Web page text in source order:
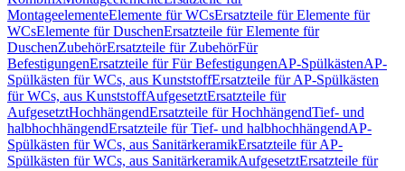
MontageelementeElemente für WCsErsatzteile für Elemente für
WCsElemente für DuschenErsatzteile für Elemente für
DuschenZubehörErsatzteile für ZubehörFür
BefestigungenErsatzteile für Für BefestigungenAP-SpülkästenAP-
Spülkästen für WCs, aus KunststoffErsatzteile für AP-Spülkästen
für WCs, aus KunststoffAufgesetztErsatzteile für
AufgesetztHochhängendErsatzteile für HochhängendTief- und
halbhochhängendErsatzteile für Tief- und halbhochhängendAP-
Spülkästen für WCs, aus SanitärkeramikErsatzteile für AP-
Spülkästen für WCs, aus SanitärkeramikAufgesetztErsatzteile für